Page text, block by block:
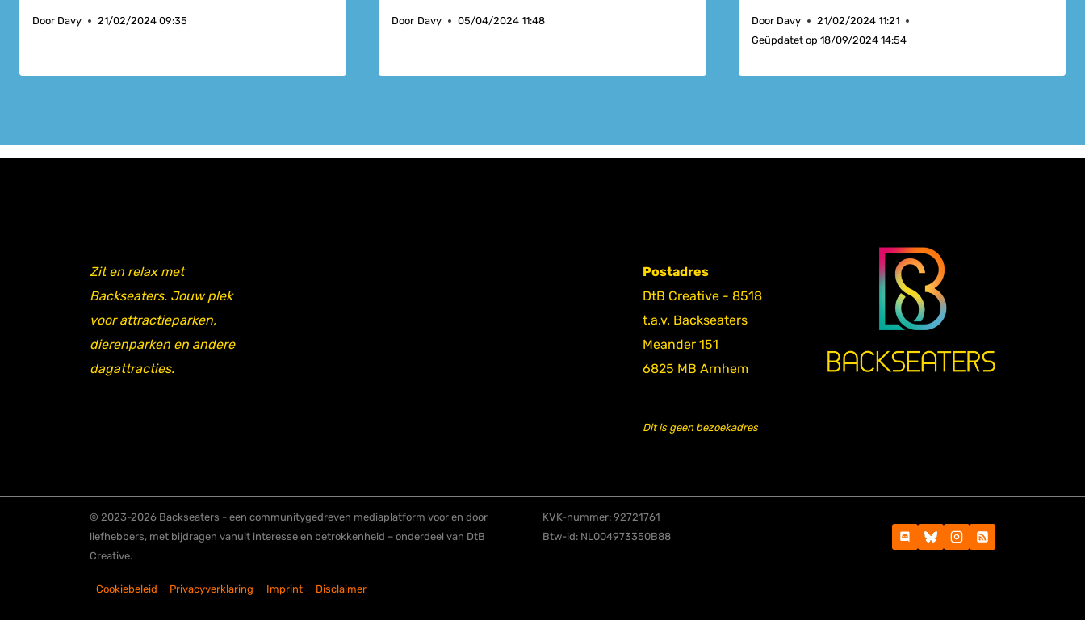
Door Davy 21/02/2024 09:35 Door Davy 05/04/2024 11:48 Door Davy
21/02/2024 11:21
Geüpdatet op 18/09/2024 14:54
Zit en relax met
Backseaters. Jouw plek
voor attractieparken,
dierenparken en andere
dagattracties.
Postadres
DtB Creative - 8518
t.a.v. Backseaters
Meander 151
6825 MB Arnhem
Dit is geen bezoekadres
© 2023-2026 Backseaters - een communitygedreven mediaplatform voor en door
liefhebbers, met bijdragen vanuit interesse en betrokkenheid – onderdeel van DtB
Creative.
KVK-nummer: 92721761
Btw-id: NL004973350B88
Cookiebeleid Privacyverklaring Imprint Disclaimer